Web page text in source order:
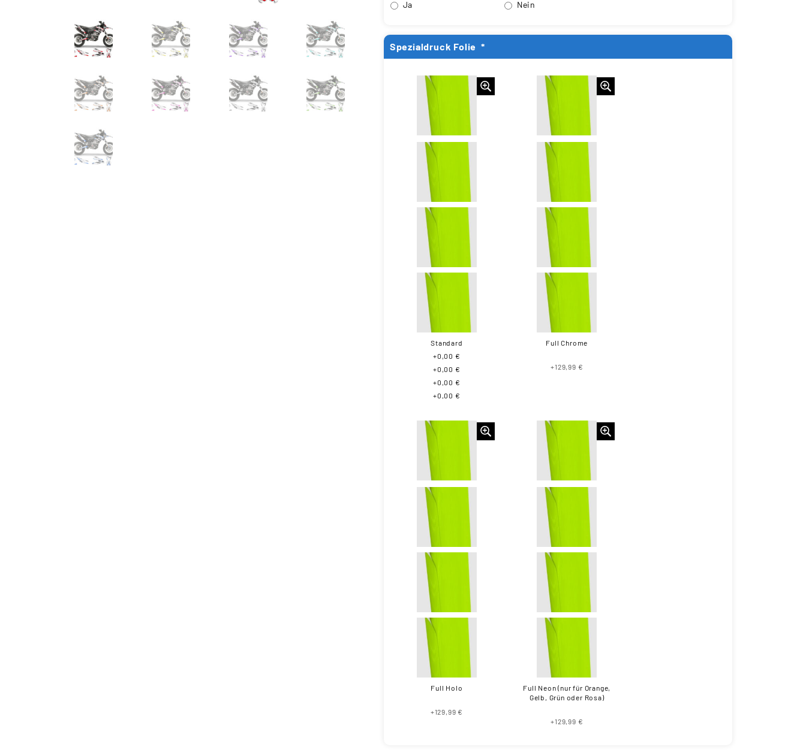
Ja Nein
Spezialdruck Folie *
Standard
+0,00 €
+0,00 €
+0,00 €
+0,00 €
Full Chrome
+129,99 €
Full Holo
+129,99 €
Full Neon (nur für Orange,
Gelb, Grün oder Rosa)
+129,99 €